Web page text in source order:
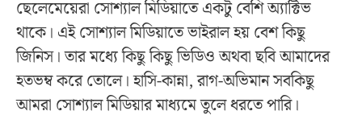
ছেলেমেয়েরা সোশ্যাল মিডিয়াতে একটু বেশি অ্যাক্টিভ
থাকে। এই সোশ্যাল মিডিয়াতে ভাইরাল হয় বেশ কিছু
জিনিস। তার মধ্যে কিছু কিছু ভিডিও অথবা ছবি আমাদের
হতভম্ব করে তোলে। হাসি-কান্না, রাগ-অভিমান সবকিছু
আমরা সোশ্যাল মিডিয়ার মাধ্যমে তুলে ধরতে পারি।